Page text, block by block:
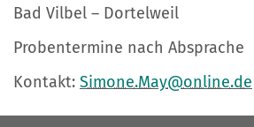
Bad Vilbel – Dortelweil
Probentermine nach Absprache
Kontakt: Simone.May@online.de